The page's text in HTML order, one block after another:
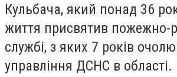
Кульбача, який понад 36
життя присвятив пожежно-
службі, з яких 7 років
управління ДСНС в області.